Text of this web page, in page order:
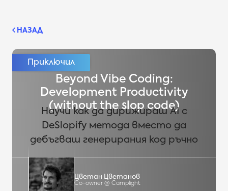
НАЗАД
Beyond Vibe Coding:
Development Productivity
(without the slop code)
Научи как да дирижираш AI с
DeSlopify метода вместо да
дебъгваш генерирания код ръчно
Цветан Цветанов
Co-owner @ Camplight